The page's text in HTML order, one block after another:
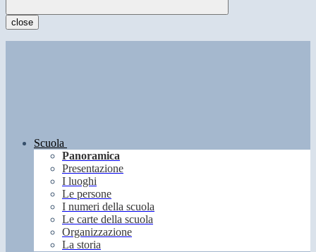
close
Scuola
Panoramica
Presentazione
I luoghi
Le persone
I numeri della scuola
Le carte della scuola
Organizzazione
La storia